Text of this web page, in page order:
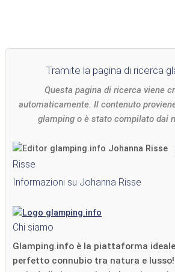
Tramite la pagina di ricerca
Questa pagina di ricerca viene
automaticamente. Il contenuto
glamping o è stato compilato dai
Risse
Informazioni su Johanna Risse
Chi siamo
Glamping.info è la piattaforma
perfetto connubio tra natura e